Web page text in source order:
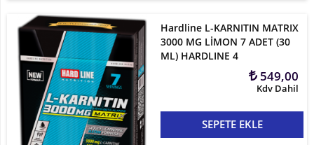
Hardline L-KARNITIN MATRIX
3000 MG LİMON 7 ADET (30
ML) HARDLINE 4
549,00
Kdv Dahil
SEPETE EKLE